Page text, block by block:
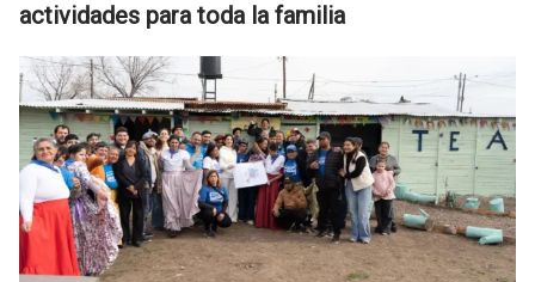
actividades para toda la familia